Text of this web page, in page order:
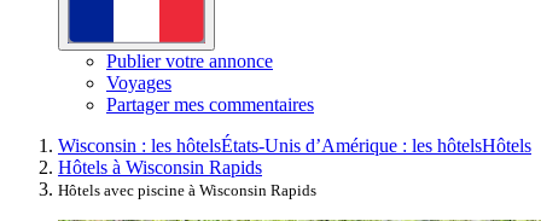
Publier votre annonce
Voyages
Partager mes commentaires
Wisconsin : les hôtelsÉtats-Unis d’Amérique : les hôtelsHôtels
Hôtels à Wisconsin Rapids
Hôtels avec piscine à Wisconsin Rapids